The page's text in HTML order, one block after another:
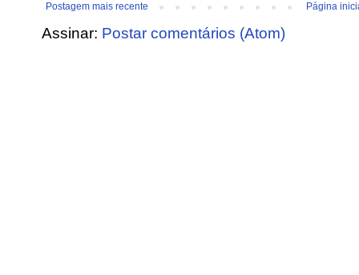
Postagem mais recente Página
Assinar: Postar comentários (Atom)